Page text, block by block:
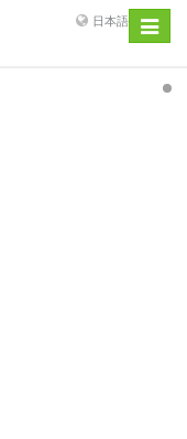
Toggle
日本語